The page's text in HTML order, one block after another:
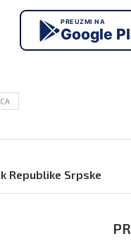
PREUZMI NA
Google
Republike Srpske